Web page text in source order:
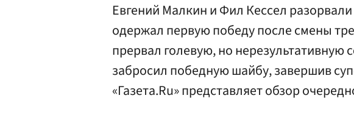
Евгений Малкин и Фил Кессел
одержал первую победу после смены
прервал голевую, но нерезультативную
забросил победную шайбу, завершив
«Газета.Ru» представляет обзор